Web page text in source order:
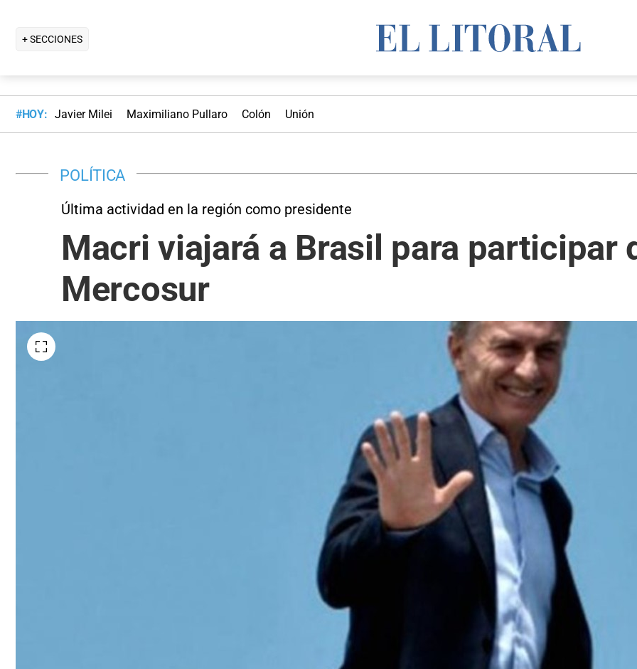
+ SECCIONES
#HOY: Javier Milei Maximiliano Pullaro Colón Unión
POLÍTICA
Última actividad en la región como presidente
Macri viajará a Brasil para participar
Mercosur